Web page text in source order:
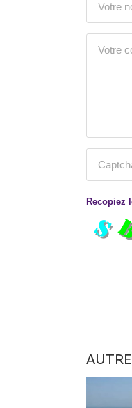
Recopiez